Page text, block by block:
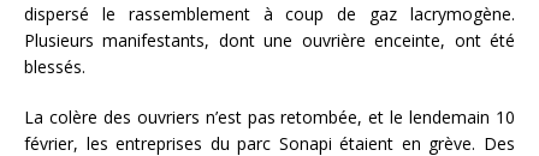
dispersé le rassemblement à coup de gaz lacrymogène.
Plusieurs manifestants, dont une ouvrière enceinte, ont été
blessés.
La colère des ouvriers n’est pas retombée, et le lendemain 10
février, les entreprises du parc Sonapi étaient en grève. Des